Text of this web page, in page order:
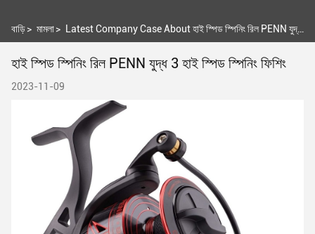
বাড়ি> মামলা>
হাই স্পিড স্পিনিং রিল PENN যুদ্ধ 3 হাই স্পিড স্পিনিং ফিশিং
2023-11-09